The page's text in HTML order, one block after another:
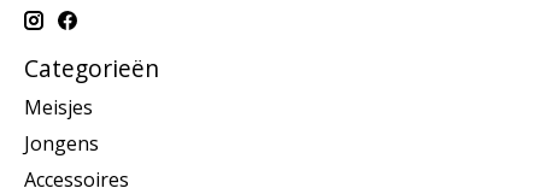
Categorieën
Meisjes
Jongens
Accessoires